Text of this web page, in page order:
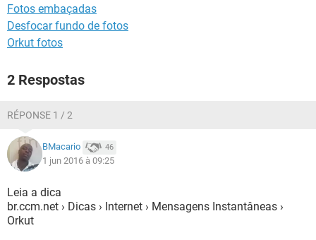
Fotos embaçadas
Desfocar fundo de fotos
Orkut fotos
2 Respostas
RÉPONSE 1 / 2
BMacario 46
1 jun 2016 à 09:25
Leia a dica
br.ccm.net › Dicas › Internet › Mensagens Instantâneas ›
Orkut